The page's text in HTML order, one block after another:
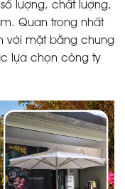
lượng, chất lượng,
Quan trọng nhất
với mặt bằng chung
lựa chọn công ty